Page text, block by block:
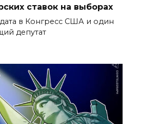
ставок на выборах
в Конгресс США и один
депутат